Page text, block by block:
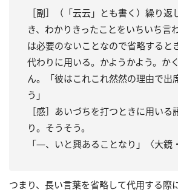
［副］（「云云」とも書く）繰り返
き、わかりきったことをいちいち言
は必要のないことなので省略すると
代わりに用いる。かようかよう。か
ん。「彼はこれこれ然然の理由で出
う」
［感］あいづちを打つときに用いる
り。そうそう。
「―、いと興あることなり」〈大鏡
つまり、長い言葉を省略して代用する際